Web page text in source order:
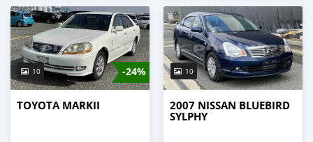
-24%
10
TOYOTA MARKII
10
2007 NISSAN BLUEBIRD
SYLPHY